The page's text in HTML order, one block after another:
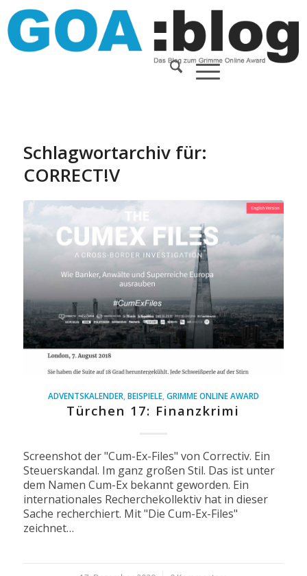
Schlagwortarchiv für:
CORRECT!V
ADVENTSKALENDER BEISPIELE, GRIMME ONLINE AWARD
Türchen 17: Finanzkrimi
Screenshot der "Cum-Ex-Files" von Correctiv. Ein
Steuerskandal. Im ganz großen Stil. Das ist unter
dem Namen Cum-Ex bekannt geworden. Ein
internationales Recherchekollektiv hat in dieser
Sache recherchiert. Mit "Die Cum-Ex-Files"
zeichnet…